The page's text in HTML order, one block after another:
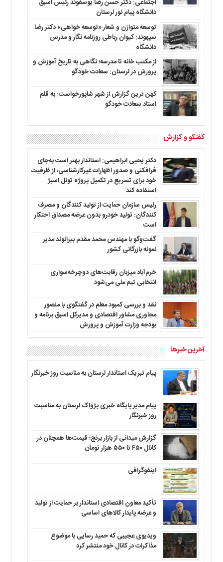
اجتماعی: دکتر حسن رضا یوسفوند رئیس اسبق
دانشگاه پیام نور لرستان
توسعه متوازن و شعار «توسعه خواهی» دکتر رضا
سپهوند: کیوان رباطی روزنامه نگار و مدرس
دانشگاه
از مکتب خانه تا مدرسه؛ نگاهی به تاریخ آموزش و
پرورش در لرستان: سعادت خودگو
کهن ترین گزارش از شهر شاپورخواست: به قلم
استاد سعادت خودگو
گفتگو و گزارش
دکتر یحیی ابراهیمی: استاندار بهتر است به‌جای
فرافکنی و صدور اظهارات غیرکارشناسی، از ظرفیت
خود برای تسریع در تکمیل پروژه تونل اسپژ
استفاده کند
رئیس سازمان حمایت از تولید کنندگان و مصرف
کنندگان: تولید خودرو بدون عرضه مصداق احتکار
است
گفت‌وگو با مهندس محمد مقدم بیرانوند مدیر
نمونه بازرگانی کشور
خرم‌آباد میزبان رقابت‌های دوچرخه‌سواری
انتخابی تیم ملی می‌شود
نقد و بررسی کمبود معلم در گفتگوی با منصور
مجاوری مشاور اقتصادی و مدیرکل اسبق برنامه و
بودجه وزارت آموزش و پرورش
آخرین خبرها
پیام تبریک استاندار لرستان به‌ مناسبت روز خبرنگار
پیام مدیر پایگاه خبری پژواک لرستان به مناسبت
روز خبرنگار
گزارش میدانی از بازار برنج؛ قیمت‌ها همچنان در
کانال ۴۵۰ تا ۵۵۰ هزار تومان
اینفوگرافی
تأکید معاون اقتصادی استاندار بر حمایت از تولید
و عرضه پایدار کالاهای اساسی
ویدیوی عجیبی که حمید رسایی با موضوع
مذاکرات در کانال خود منتشر کرد